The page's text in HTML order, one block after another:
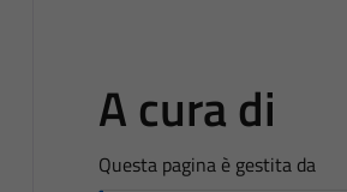
A cura di
Questa pagina è gestita da